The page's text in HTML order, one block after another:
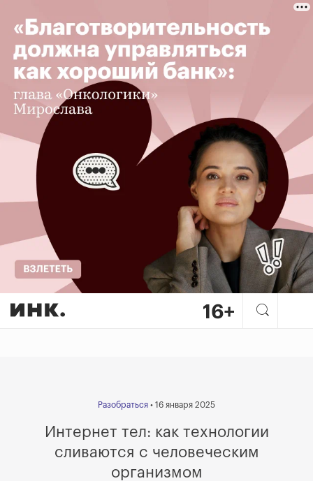
Интернет тел: как
Разобраться • 16 января 2025
Интернет тел: как технологии
сливаются с человеческим
организмом